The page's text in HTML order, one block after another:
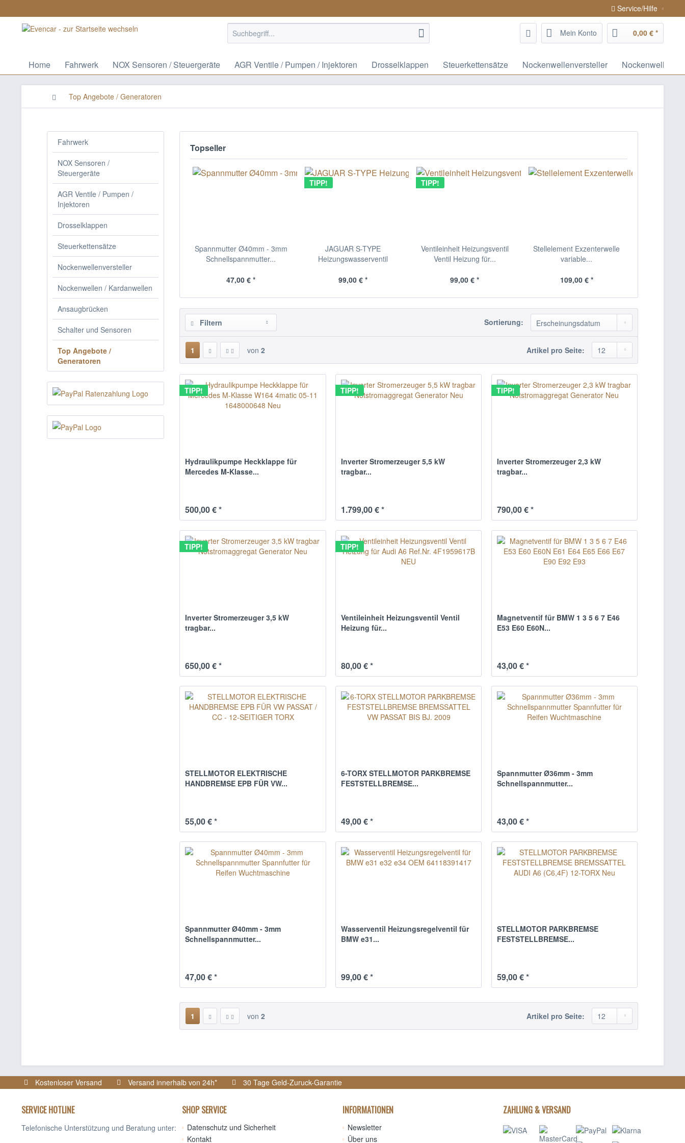
Service/Hilfe
Mein Konto 0,00 € *
Home Fahrwerk NOX Sensoren / Steuergeräte AGR Ventile / Pumpen / Injektoren Drosselklappen Steuerkettensätze Nockenwellenversteller Nockenwellen /
Top Angebote / Generatoren
Fahrwerk
NOX Sensoren /
Steuergeräte
AGR Ventile / Pumpen /
Injektoren
Drosselklappen
Steuerkettensätze
Nockenwellenversteller
Nockenwellen / Kardanwellen
Ansaugbrücken
Schalter und Sensoren
Top Angebote /
Generatoren
Topseller
Spannmutter Ø40mm - 3mm
Schnellspannmutter...
47,00 € *
TIPP!
JAGUAR S-TYPE
Heizungswasserventil
99,00 € *
TIPP!
Ventileinheit Heizungsventil
Ventil Heizung für...
99,00 € *
Stellelement Exzenterwelle
variable...
109,00 € *
Filtern Sortierung:
1 von 2 Artikel pro Seite:
TIPP!
Hydraulikpumpe Heckklappe für
Mercedes M-Klasse...
500,00 € *
TIPP!
Inverter Stromerzeuger 5,5 kW
tragbar...
1.799,00 € *
TIPP!
Inverter Stromerzeuger 2,3 kW
tragbar...
790,00 € *
TIPP!
Inverter Stromerzeuger 3,5 kW
tragbar...
650,00 € *
TIPP!
Ventileinheit Heizungsventil Ventil
Heizung für...
80,00 € *
Magnetventif für BMW 1 3 5 6 7 E46
E53 E60 E60N...
43,00 € *
STELLMOTOR ELEKTRISCHE
HANDBREMSE EPB FÜR VW...
55,00 € *
6-TORX STELLMOTOR PARKBREMSE
FESTSTELLBREMSE...
49,00 € *
Spannmutter Ø36mm - 3mm
Schnellspannmutter...
43,00 € *
Spannmutter Ø40mm - 3mm
Schnellspannmutter...
47,00 € *
Wasserventil Heizungsregelventil für
BMW e31...
99,00 € *
STELLMOTOR PARKBREMSE
FESTSTELLBREMSE...
59,00 € *
1 von 2 Artikel pro Seite:
Kostenloser Versand Versand innerhalb von 24h* 30 Tage Geld-Zuruck-Garantie
SERVICE HOTLINE
Telefonische Unterstützung und Beratung unter:
SHOP SERVICE
Datenschutz und Sicherheit
Kontakt
INFORMATIONEN
Newsletter
Über uns
ZAHLUNG & VERSAND